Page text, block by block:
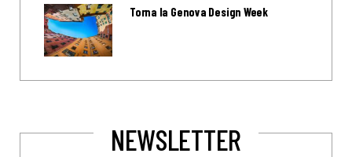
Torna la Genova Design Week
NEWSLETTER